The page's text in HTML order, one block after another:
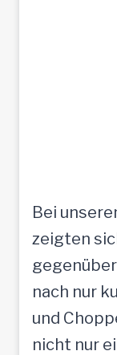
Bei
zeigten
nach nur
und
nicht nur